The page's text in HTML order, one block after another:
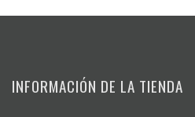
INFORMACIÓN DE LA TIENDA